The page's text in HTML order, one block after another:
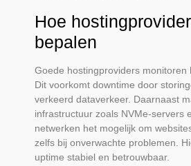
Hoe
bepalen
Goede hostingproviders monitoren
Dit voorkomt downtime door
verkeerd dataverkeer. Daarnaast
infrastructuur zoals NVMe-servers
netwerken het mogelijk om
zelfs bij onverwachte problemen.
uptime stabiel en betrouwbaar.